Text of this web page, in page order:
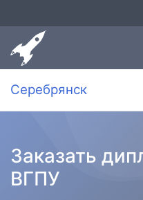
Серебрянск
Заказать
ВГПУ